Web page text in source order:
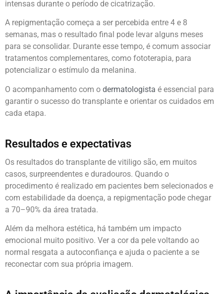
intensas durante o período de cicatrização.
A repigmentação começa a ser percebida entre 4 e 8
semanas, mas o resultado final pode levar alguns meses
para se consolidar. Durante esse tempo, é comum associar
tratamentos complementares, como fototerapia, para
potencializar o estímulo da melanina.
O acompanhamento com o dermatologista é essencial para
garantir o sucesso do transplante e orientar os cuidados em
cada etapa.
Resultados e expectativas
Os resultados do transplante de vitiligo são, em muitos
casos, surpreendentes e duradouros. Quando o
procedimento é realizado em pacientes bem selecionados e
com estabilidade da doença, a repigmentação pode chegar
a 70–90% da área tratada.
Além da melhora estética, há também um impacto
emocional muito positivo. Ver a cor da pele voltando ao
normal resgata a autoconfiança e ajuda o paciente a se
reconectar com sua própria imagem.